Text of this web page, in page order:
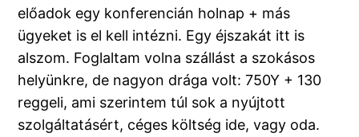
előadok egy konferencián holnap + más
ügyeket is el kell intézni. Egy éjszakát itt is
alszom. Foglaltam volna szállást a szokásos
helyünkre, de nagyon drága volt: 750Y + 130
reggeli, ami szerintem túl sok a nyújtott
szolgáltatásért, céges költség ide, vagy oda.